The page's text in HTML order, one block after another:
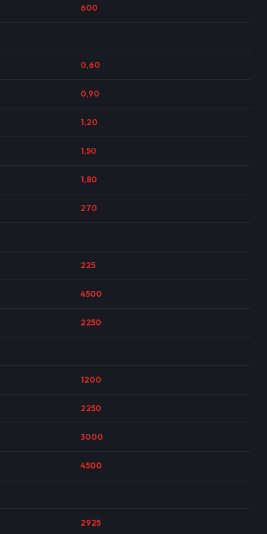
600
0,60
0,90
1,20
1,50
1,80
270
225
4500
2250
1200
2250
3000
4500
2925